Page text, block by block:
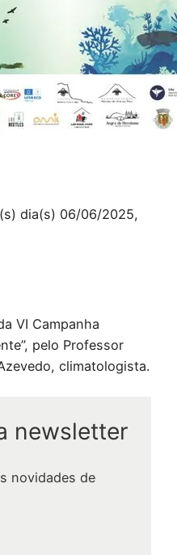
dia(s) 06/06/2025,
VI Campanha
pelo Professor
climatologista.
newsletter
novidades de